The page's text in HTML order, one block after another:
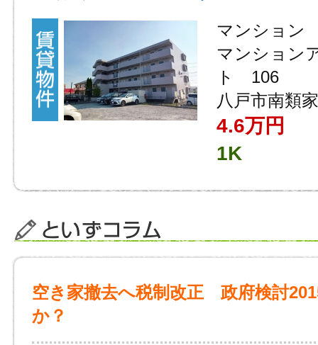
マンション
マンション
ト 106
八戸市南類
4.6万円
1K
空き家撤去へ税制改正 政府検討
か？